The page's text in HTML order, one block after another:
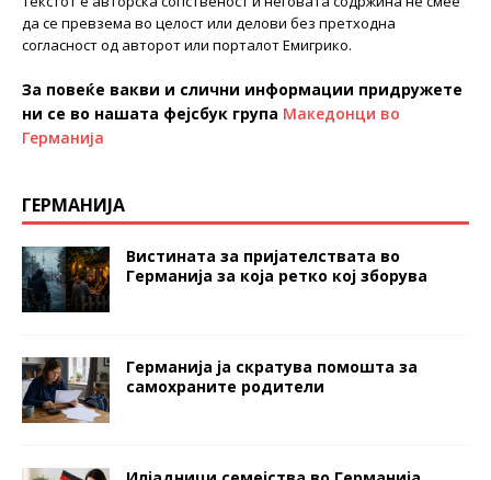
да се превзема во целост или делови без претходна
согласност од авторот или порталот Емигрико.
За повеќе вакви и слични информации придружете
ни се во нашата фејсбук група Македонци во
Германија
ГЕРМАНИЈА
Вистината за пријателствата во
Германија за која ретко кој зборува
Германија ја скратува помошта за
самохраните родители